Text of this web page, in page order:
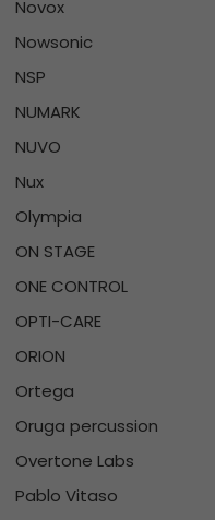
Novox
Nowsonic
NSP
NUMARK
NUVO
Nux
Olympia
ON STAGE
ONE CONTROL
OPTI-CARE
ORION
Ortega
Oruga percussion
Overtone Labs
Pablo Vitaso